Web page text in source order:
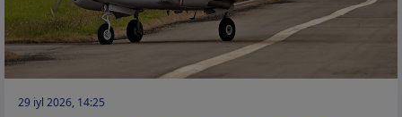
29 iyl 2026, 14:25